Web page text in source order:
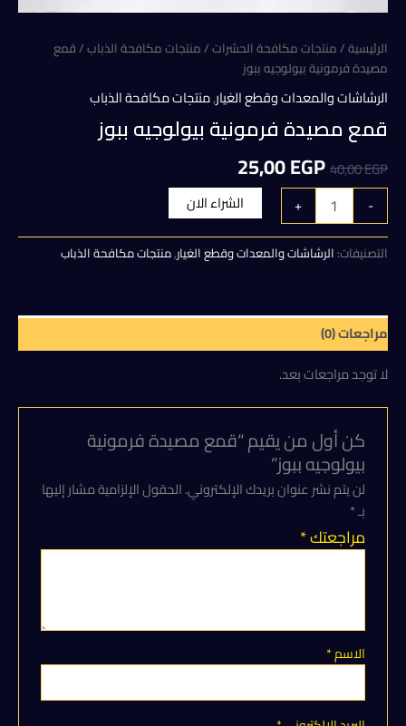
الرئيسية/منتجات مكافحة الحشرات/منتجات مكافحة الذباب/ قمع
مصيدة فرمونية بيولوجيه ببوز
الرشاشات والمعدات وقطع الغيار,منتجات مكافحة الذباب
قمع مصيدة فرمونية بيولوجيه ببوز
40,00EGP
السعر
الأصلي
هو:
40,00 EGP.
25,00EGP
الحالي
هو:
25,00 EGP.
-
كمية
قمع
مصيدة
فرمونية
+ الشراء الان
التصنيفات: الرشاشات والمعدات وقطع الغيار,منتجات مكافحة الذباب
مراجعات (0)
لا توجد مراجعات بعد.
كن أول من يقيم “قمع مصيدة فرمونية
بيولوجيه ببوز”
لن يتم نشر عنوان بريدك الإلكتروني.الحقول الإلزامية مشار إليها
بـ*
مراجعتك*
الاسم*